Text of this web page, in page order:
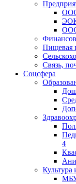
Пищевая
Связь,
Соцсфера
4
Культура